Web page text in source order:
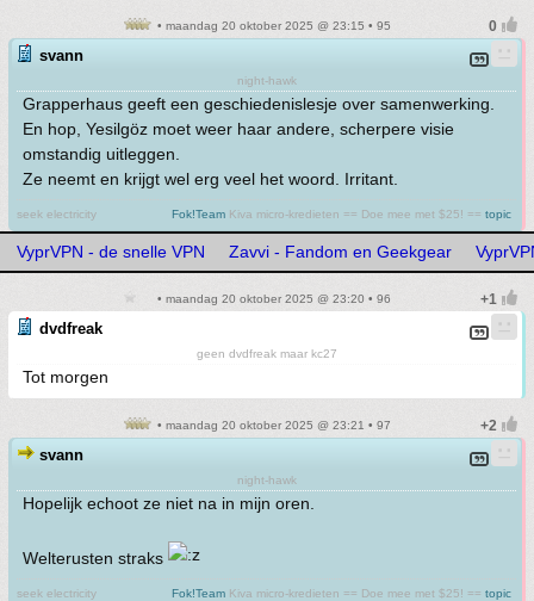
• maandag 20 oktober 2025 @ 23:15 • 95
svann
night-hawk
Grapperhaus geeft een geschiedenislesje over samenwerking.
En hop, Yesilgöz moet weer haar andere, scherpere visie
omstandig uitleggen.
Ze neemt en krijgt wel erg veel het woord. Irritant.
seek electricity Fok!Team Kiva micro-kredieten == Doe mee met $25! == topic
VyprVPN - de snelle VPN Zavvi - Fandom en Geekgear
• maandag 20 oktober 2025 @ 23:20 • 96
dvdfreak
geen dvdfreak maar kc27
Tot morgen
• maandag 20 oktober 2025 @ 23:21 • 97
svann
night-hawk
Hopelijk echoot ze niet na in mijn oren.
Welterusten straks
seek electricity Fok!Team Kiva micro-kredieten == Doe mee met $25! == topic